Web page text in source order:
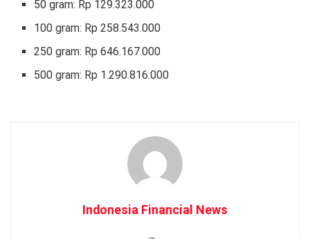
50 gram: Rp 129.323.000
‎100 gram: Rp 258.543.000
250 gram: Rp 646.167.000
‎500 gram: Rp 1.290.816.000
Indonesia Financial News